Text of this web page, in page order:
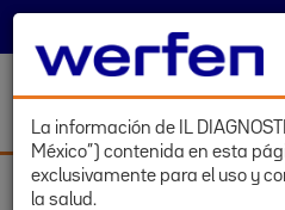
La información de IL
México”) contenida en esta
exclusivamente para el uso y
la salud.